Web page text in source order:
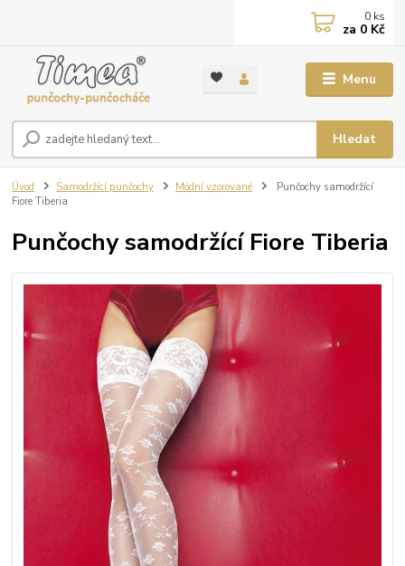
Menu
Hledat
0 ks
za 0 Kč
Úvod Samodržící punčochy Módní vzorované
Punčochy samodržící
Fiore Tiberia
Punčochy samodržící Fiore Tiberia